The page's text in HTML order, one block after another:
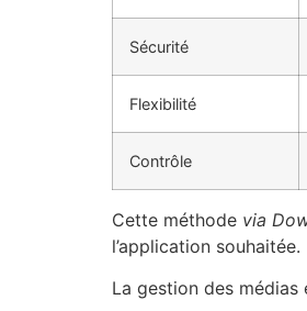
Sécurité
Flexibilité
Contrôle
Cette méthode via
l’application souhaitée.
La gestion des